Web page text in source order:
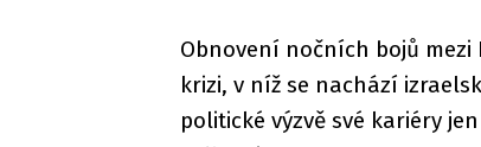
Obnovení nočních bojů
krizi, v níž se nachází
politické výzvě své kariéry